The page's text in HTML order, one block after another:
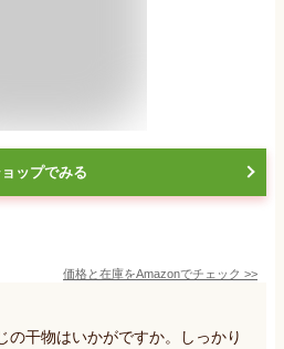
ップでみる
価格と在庫をAmazonでチェック >>
の干物はいかがですか。しっかり